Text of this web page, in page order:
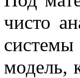
чисто
модель,